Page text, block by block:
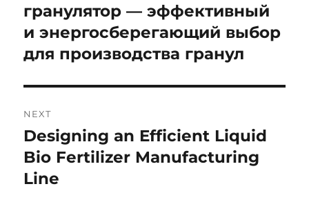
post:
гранулятор — эффективный
и энергосберегающий выбор
для производства гранул
NEXT
Next
post:
Designing an Efficient Liquid
Bio Fertilizer Manufacturing
Line